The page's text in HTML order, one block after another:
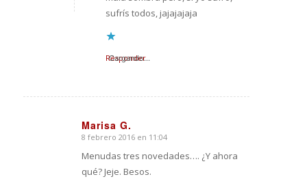
sufrís todos, jajajajaja
Cargando...
Responder
Marisa G.
Dice:
8 febrero 2016 en 11:04
Menudas tres novedades…. ¿Y ahora
qué? Jeje. Besos.